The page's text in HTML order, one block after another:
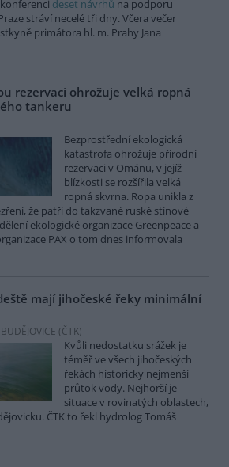
deset návrhů na podporu
stráví necelé tři dny. Včera večer
primátora hl. m. Prahy Jana
rezervaci ohrožuje velká ropná
tankeru
Bezprostřední ekologická
katastrofa ohrožuje přírodní
rezervaci v Ománu, v jejíž
blízkosti se rozšířila velká
ropná skvrna. Ropa unikla z
že patří do takzvané ruské stínové
ekologické organizace Greenpeace a
PAX o tom dnes informovala
mají jihočeské řeky minimální
(ČTK)
Kvůli nedostatku srážek je
téměř ve všech jihočeských
řekách historicky nejmenší
průtok vody. Nejhorší je
situace v rovinatých oblastech,
ČTK to řekl hydrolog Tomáš